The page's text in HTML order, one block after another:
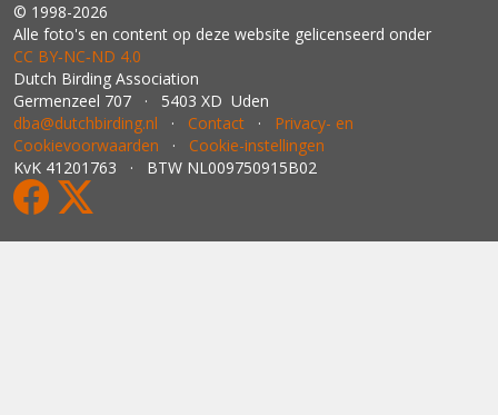
© 1998-2026
Alle foto's en content op deze website gelicenseerd onder
CC BY‑NC‑ND 4.0
Dutch Birding Association
Germenzeel 707 · 5403 XD Uden
dba@dutchbirding.nl · Contact · Privacy- en
Cookievoorwaarden · Cookie-instellingen
KvK 41201763 · BTW NL009750915B02